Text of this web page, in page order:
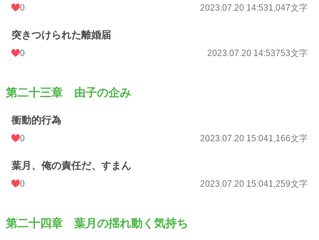
0 2023.07.20 14:531,047文字
突きつけられた離婚届
0 2023.07.20 14:53753文字
第二十三章 由子の企み
衝動的行為
0 2023.07.20 15:041,166文字
葉月、俺の責任だ、すまん
0 2023.07.20 15:041,259文字
第二十四章 葉月の揺れ動く気持ち